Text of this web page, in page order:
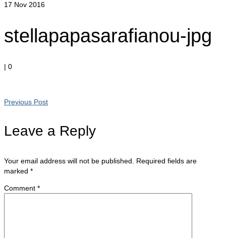
17 Nov 2016
stellapapasarafianou-jpg
| 0
Previous Post
Leave a Reply
Your email address will not be published.
Required fields are
marked *
Comment *